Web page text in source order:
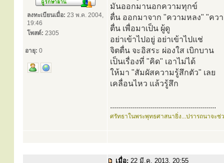
ลงทะเบียนเมื่อ: 23 พ.ค. 2004,
19:46
โพสต์: 2305
อายุ: 0
มันออกมานอกความทุกข์
ตื่น ออกมาจาก "ความหลง" "คว
ตื่น เพื่อมาเป็น ผู้ดู
อย่าเข้าไปอยู่ อย่าเข้าไปแช่
จิตตื่น จะอิสระ ผ่องใส เบิกบาน
เป็นเรื่องที่ "คิด" เอาไม่ได้
ให้มา "สัมผัสความรู้สึกตัว" เลย
เคลื่อนไหว แล้วรู้สึก
.....................................................
ศรัทธาในพระพุทธศาสนายิ่ง...ปรารถนาจะ
เมื่อ: 22 มี.ค. 2013, 20:55